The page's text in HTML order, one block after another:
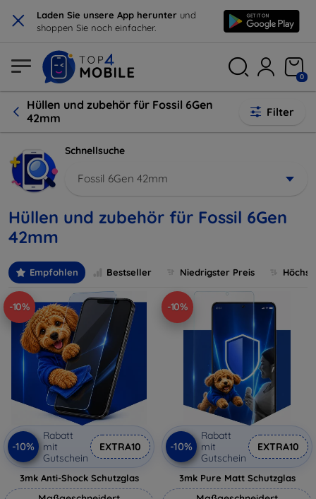
× Laden Sie unsere App herunter und
shoppen Sie noch einfacher.
0
Hüllen und zubehör für Fossil 6Gen
42mm
Filter
Schnellsuche
Fossil 6Gen 42mm
Hüllen und zubehör für Fossil 6Gen
42mm
Empfohlen Bestseller Niedrigster Preis
-10%
-10%
Rabatt
mit
Gutschein
EXTRA10
3mk Anti-Shock Schutzglas
-10%
-10%
Rabatt
mit
Gutschein
EXTRA10
3mk Pure Matt Schutzglas